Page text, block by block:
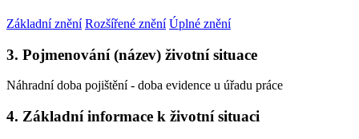
Základní znění Rozšířené znění Úplné znění
3. Pojmenování (název) životní situace
Náhradní doba pojištění - doba evidence u úřadu práce
4. Základní informace k životní situaci